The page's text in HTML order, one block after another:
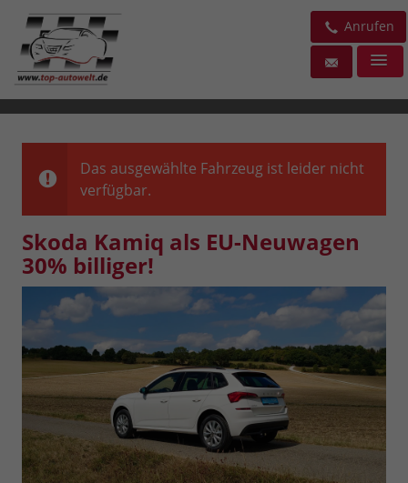
Anrufen
Das ausgewählte Fahrzeug ist leider nicht
verfügbar.
Skoda Kamiq als EU-Neuwagen
30% billiger!